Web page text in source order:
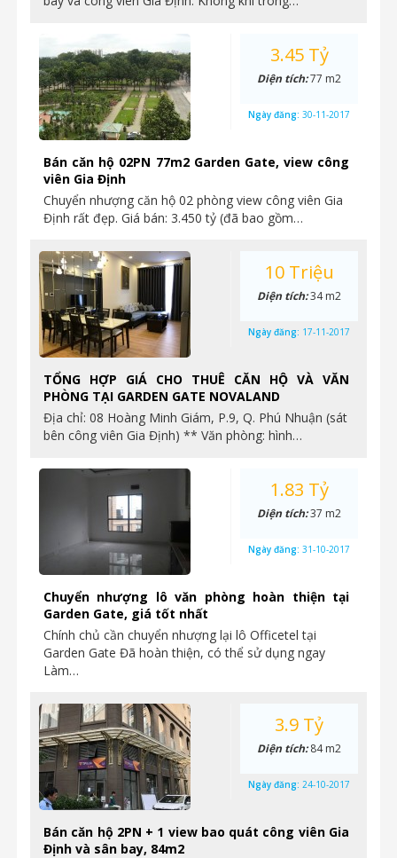
Bán căn hộ 02PN 77m2 Garden Gate, view công
viên Gia Định
Chuyển nhượng căn hộ 02 phòng view công viên Gia
Định rất đẹp. Giá bán: 3.450 tỷ (đã bao gồm…
3.45 Tỷ
Diện tích:77 m2
Ngày đăng: 30-11-2017
TỔNG HỢP GIÁ CHO THUÊ CĂN HỘ VÀ VĂN
PHÒNG TẠI GARDEN GATE NOVALAND
Địa chỉ: 08 Hoàng Minh Giám, P.9, Q. Phú Nhuận (sát
bên công viên Gia Định) ** Văn phòng: hình…
10 Triệu
Diện tích:34 m2
Ngày đăng: 17-11-2017
Chuyển nhượng lô văn phòng hoàn thiện tại
Garden Gate, giá tốt nhất
Chính chủ cần chuyển nhượng lại lô Officetel tại
Garden Gate Đã hoàn thiện, có thể sử dụng ngay
Làm…
1.83 Tỷ
Diện tích:37 m2
Ngày đăng: 31-10-2017
Bán căn hộ 2PN + 1 view bao quát công viên Gia
Định và sân bay, 84m2
3.9 Tỷ
Diện tích:84 m2
Ngày đăng: 24-10-2017